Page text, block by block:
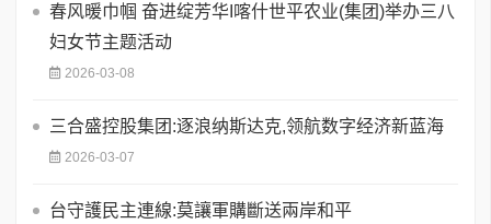
春风暖巾帼 奋进绽芳华I喀什世平农业(集团)举办三八
妇女节主题活动
2026-03-08
三合盛控股集团:逐浪纳斯达克,领航数字经济新蓝海
2026-03-07
台守護民主連線:莫讓軍購斷送兩岸和平